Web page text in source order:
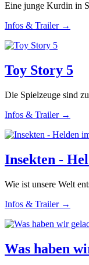
Eine junge Kurdin in
Infos & Trailer →
Toy Story 5
Die Spielzeuge sind
Infos & Trailer →
Insekten -
Wie ist unsere Welt
Infos & Trailer →
Was haben